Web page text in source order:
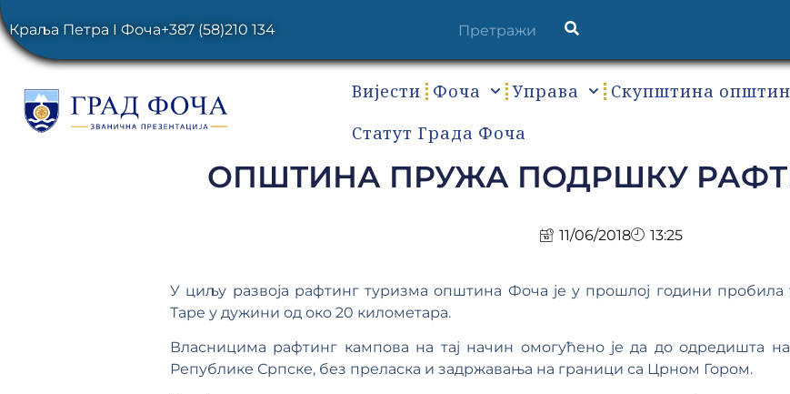
Краља Петра I Фоча+387 (58)210 134
Вијести Фоча Управа Скупштина
Статут Града Фоча
ОПШТИНА ПРУЖА ПОДРШКУ
11/06/2018 13:25
У циљу развоја рафтинг туризма општина Фоча је у прошлој години пробила
Таре у дужини од око 20 километара.
Власницима рафтинг кампова на тај начин омогућено је да до одредишта
Републике Српске, без преласка и задржавања на граници са Црном Гором.